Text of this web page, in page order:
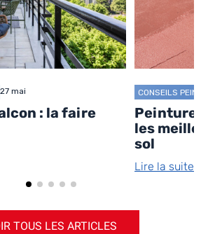
27 mai
: la faire
CONSEILS
Peinture
les
sol
Lire la suite
TOUS LES ARTICLES